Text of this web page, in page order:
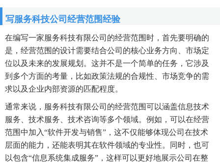
写服务科技公司经营范围经验
在编写一家服务科技有限公司的经营范围时，首先要明确的
是，经营范围的设计需要结合公司的核心业务方向、市场定
位以及未来的发展规划。这并不是一个简单的任务，它涉及
到多个方面的考量，比如政策法规的合规性、市场竞争的需
求以及企业内部资源的匹配程度。
通常来说，服务科技有限公司的经营范围可以涵盖信息技术
服务、技术服务、技术咨询等多个领域。例如，可以在经营
范围中加入“软件开发与销售”，这不仅能够体现公司在技术
层面的能力，还能表明其在软件领域的专业性。同时，也可
以包含“信息系统集成服务”，这样可以更好地展示公司在整